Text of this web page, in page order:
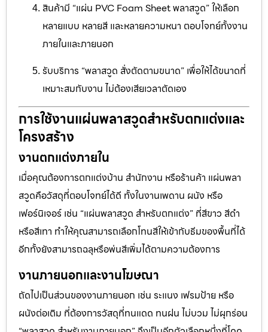
สินค้ามี “แผ่น PVC Foam Sheet พลาสวูด” ให้เลือก
หลายแบบ หลายสี และหลายความหนา ตอบโจทย์ทั้งงาน
ภายในและภายนอก
รับบริการ “พลาสวูด สั่งตัดตามขนาด” เพื่อให้ได้ขนาดที่
เหมาะสมกับงาน ไม่ต้องเสียเวลาตัดเอง
การใช้งานแผ่นพลาสวูดสำหรับตกแต่งและ
โครงสร้าง
งานตกแต่งภายใน
เมื่อคุณต้องการตกแต่งบ้าน สำนักงาน หรือร้านค้า แผ่นพลา
สวูดคือวัสดุที่ตอบโจทย์ได้ดี ทั้งในงานเพดาน ผนัง หรือ
เฟอร์นิเจอร์ เช่น “แผ่นพลาสวูด สำหรับตกแต่ง” ที่สีขาว สีดำ
หรือสีเทา ทำให้คุณสามารถเลือกโทนสีให้เข้ากับธีมของพื้นที่ได้
อีกทั้งยังสามารถฉลุหรือพ่นสีเพิ่มได้ตามความต้องการ
งานภายนอกและงานโฆษณา
ถัดไปเป็นส่วนของงานภายนอก เช่น ระแนง เฟรมป้าย หรือ
ผนังต่อเติม ที่ต้องการวัสดุที่ทนแดด ทนฝน ไม่บวม ไม่ผุกร่อน